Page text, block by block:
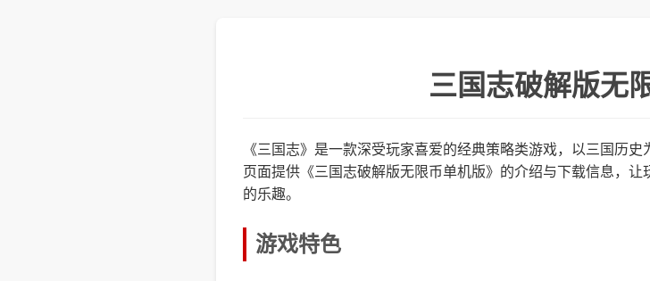
三国志破解版无
《三国志》是一款深受玩家喜爱的经典策略类游戏，以三国历
页面提供《三国志破解版无限币单机版》的介绍与下载信息，
的乐趣。
游戏特色